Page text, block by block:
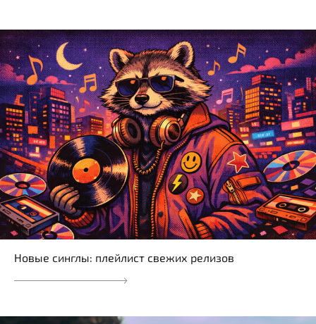
Новые синглы: плейлист свежих релизов